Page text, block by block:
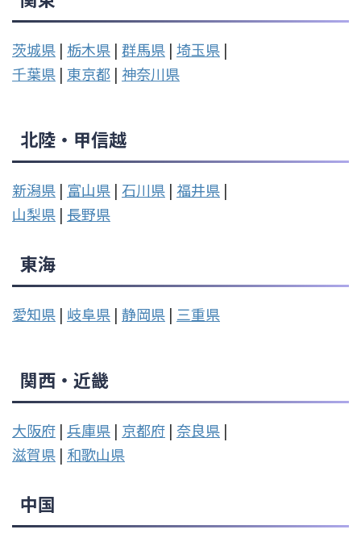
茨城県 | 栃木県 | 群馬県 | 埼玉県 |
千葉県 | 東京都 | 神奈川県
北陸・甲信越
新潟県 | 富山県 | 石川県 | 福井県 |
山梨県 | 長野県
東海
愛知県 | 岐阜県 | 静岡県 | 三重県
関西・近畿
大阪府 | 兵庫県 | 京都府 | 奈良県 |
滋賀県 | 和歌山県
中国